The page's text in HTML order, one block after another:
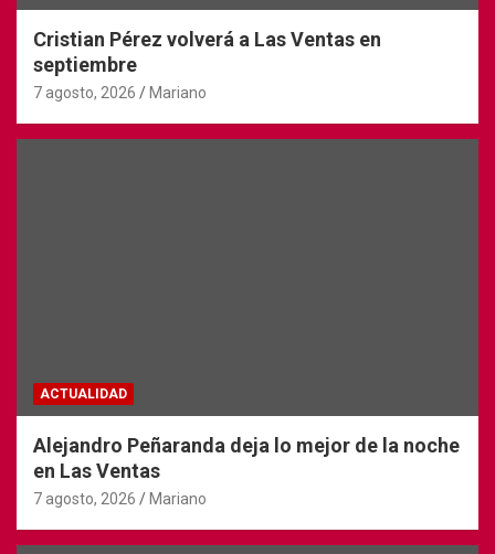
Cristian Pérez volverá a Las Ventas en
septiembre
7 agosto, 2026 Mariano
ACTUALIDAD
Alejandro Peñaranda deja lo mejor de la noche
en Las Ventas
7 agosto, 2026 Mariano